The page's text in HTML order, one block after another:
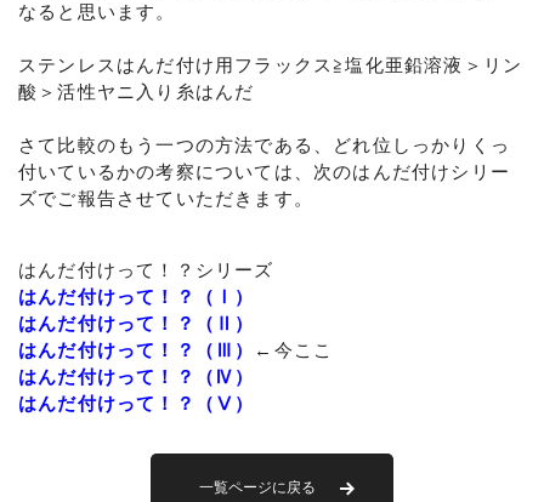
なると思います。
ステンレスはんだ付け用フラックス≧塩化亜鉛溶液＞リン
酸＞活性ヤニ入り糸はんだ
さて比較のもう一つの方法である、どれ位しっかりくっ
付いているかの考察については、次のはんだ付けシリー
ズでご報告させていただきます。
はんだ付けって！？シリーズ
はんだ付けって！？（Ⅰ）
はんだ付けって！？（Ⅱ）
はんだ付けって！？（Ⅲ）
←今ここ
はんだ付けって！？（Ⅳ）
はんだ付けって！？（Ⅴ）
一覧ページに戻る